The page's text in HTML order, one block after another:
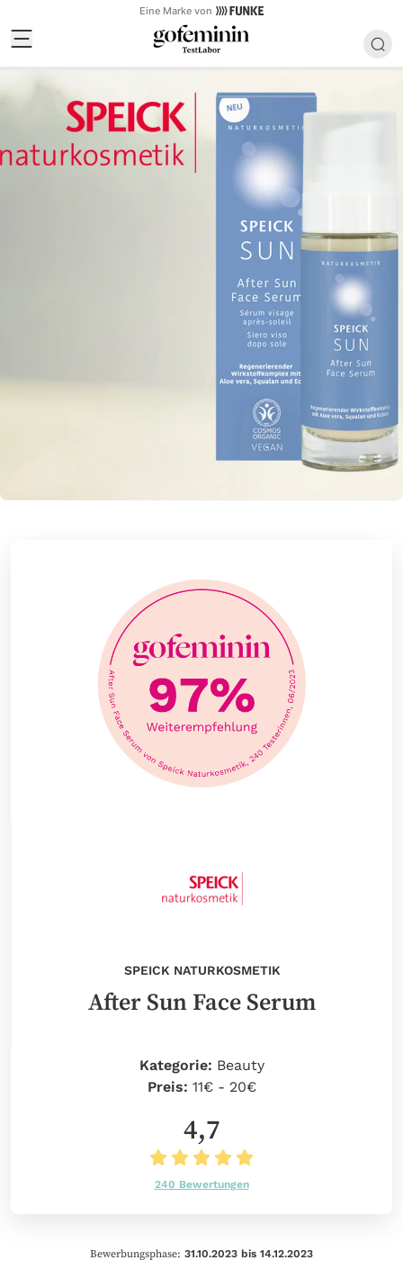
Eine Marke von
SPEICK NATURKOSMETIK
After Sun Face Serum
Kategorie: Beauty
Preis: 11€ - 20€
4,7
240 Bewertungen
Bewerbungsphase: 31.10.2023 bis 14.12.2023